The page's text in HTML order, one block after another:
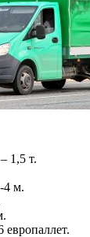
1,5 т.
4 м.
европаллет.